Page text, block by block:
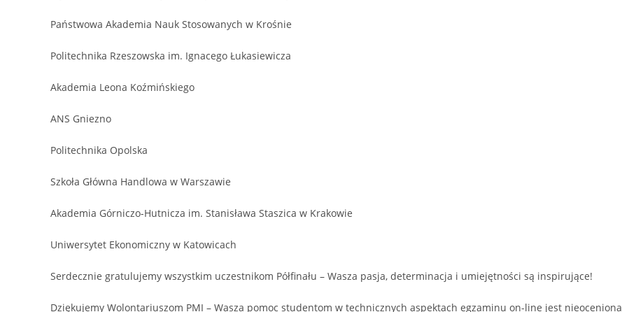
Państwowa Akademia Nauk Stosowanych w Krośnie
Politechnika Rzeszowska im. Ignacego Łukasiewicza
Akademia Leona Koźmińskiego
ANS Gniezno
Politechnika Opolska
Szkoła Główna Handlowa w Warszawie
Akademia Górniczo-Hutnicza im. Stanisława Staszica w Krakowie
Uniwersytet Ekonomiczny w Katowicach
Serdecznie gratulujemy wszystkim uczestnikom Półfinału – Wasza pasja, determinacja i umiejętności są inspirujące!
Dziękujemy Wolontariuszom PMI – Wasza pomoc studentom w technicznych aspektach egzaminu on-line jest nieoceniona